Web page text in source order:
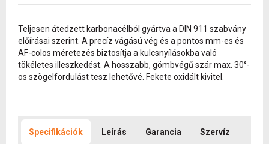
Teljesen átedzett karbonacélból gyártva a DIN 911 szabvány
előírásai szerint. A precíz vágású vég és a pontos mm-es és
AF-colos méretezés biztosítja a kulcsnyílásokba való
tökéletes illeszkedést. A hosszabb, gömbvégű szár max. 30°-
os szögelfordulást tesz lehetővé. Fekete oxidált kivitel.
Specifikációk Leírás Garancia Szervíz